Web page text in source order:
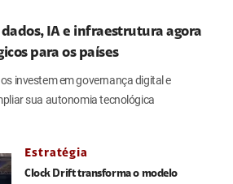
IA e infraestrutura agora
para os países
investem em governança digital e
sua autonomia tecnológica
Estratégia
Clock Drift transforma o modelo